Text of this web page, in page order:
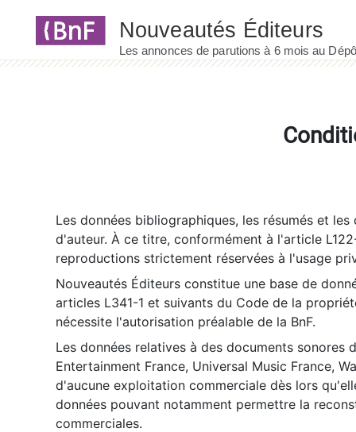
Les données bibliographiques, les résumés et
d'auteur. À ce titre, conformément à l'article
reproductions strictement réservées à l'usage
Nouveautés Éditeurs constitue une base de
articles L341-1 et suivants du Code de la
nécessite l'autorisation préalable de la BnF.
Les données relatives à des documents sonores
Entertainment France, Universal Music France,
d'aucune exploitation commerciale dès lors
données pouvant notamment permettre la
commerciales.